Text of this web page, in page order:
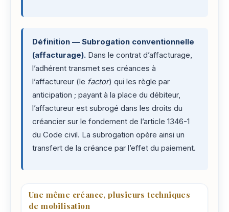
Définition — Subrogation conventionnelle
(affacturage). Dans le contrat d’affacturage,
l’adhérent transmet ses créances à
l’affactureur (le factor) qui les règle par
anticipation ; payant à la place du débiteur,
l’affactureur est subrogé dans les droits du
créancier sur le fondement de l’article 1346-1
du Code civil. La subrogation opère ainsi un
transfert de la créance par l’effet du paiement.
Une même créance, plusieurs techniques
de mobilisation